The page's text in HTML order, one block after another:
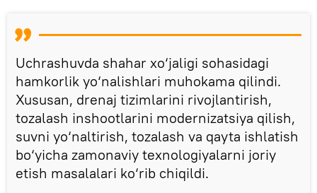
Uchrashuvda shahar xo‘jaligi sohasidagi
hamkorlik yo‘nalishlari muhokama qilindi.
Xususan, drenaj tizimlarini rivojlantirish,
tozalash inshootlarini modernizatsiya qilish,
suvni yo‘naltirish, tozalash va qayta ishlatish
bo‘yicha zamonaviy texnologiyalarni joriy
etish masalalari ko‘rib chiqildi.